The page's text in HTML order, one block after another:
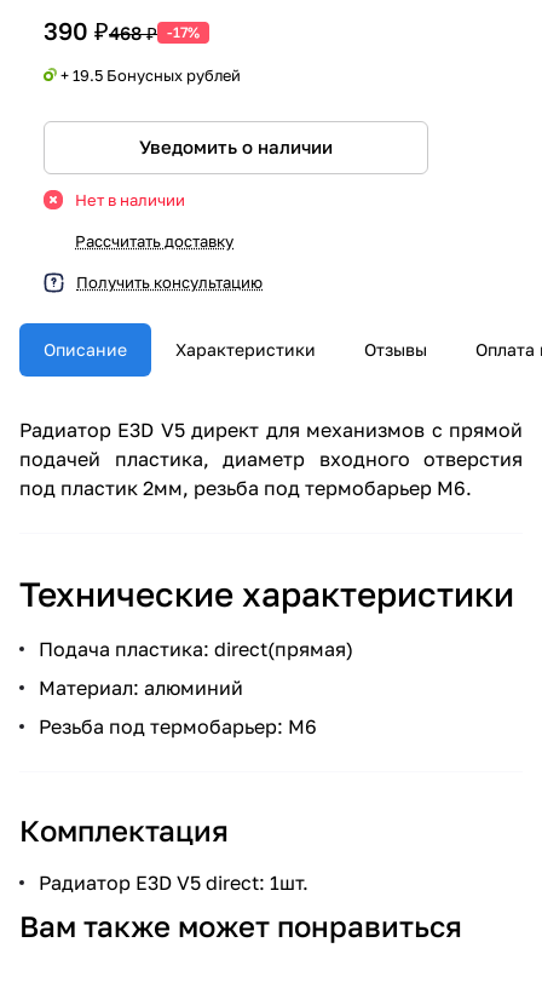
390 ₽468 ₽ -17%
+ 19.5 Бонусных рублей
Уведомить о наличии
Нет в наличии
Рассчитать доставку
Получить консультацию
Описание Характеристики Отзывы Оплата
Радиатор E3D V5 директ для механизмов с прямой
подачей пластика, диаметр входного отверстия
под пластик 2мм, резьба под термобарьер М6.
Технические характеристики
Подача пластика: direct(прямая)
Материал: алюминий
Резьба под термобарьер: М6
Комплектация
Радиатор E3D V5 direct: 1шт.
Вам также может понравиться